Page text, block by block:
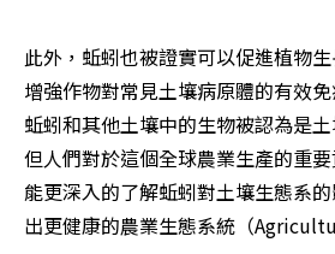
此外，蚯蚓也被證實可以促進植物
增強作物對常見土壤病原體的有效
蚯蚓和其他土壤中的生物被認為是
但人們對於這個全球農業生產的重
能更深入的了解蚯蚓對土壤生態系
出更健康的農業生態系統（